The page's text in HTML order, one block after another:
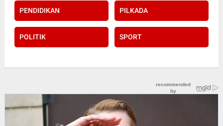
PENDIDIKAN PILKADA
POLITIK SPORT